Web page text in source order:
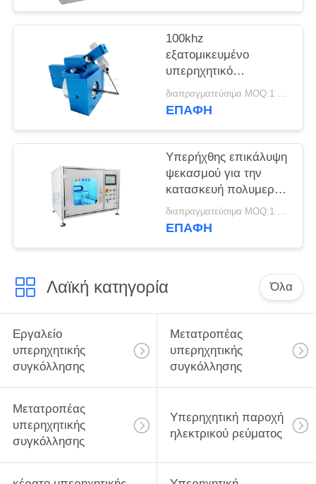
100khz
εξατομικευμένο
υπερηχητικό
μικροκρουστικό
ατμοποιητή ομίχλης
διαπραγματεύσιμα MOQ:1 σύνολο
ΕΠΑΦΉ
Υπερήχθης επικάλυψη
ψεκασμού για την
κατασκευή πολυμερών
οργανικών διοδίων
εκπομπής φωτός
διαπραγματεύσιμα MOQ:1 σύνολο
ΕΠΑΦΉ
Λαϊκή κατηγορία Όλα
Εργαλείο
υπερηχητικής
συγκόλλησης
Μετατροπέας
υπερηχητικής
συγκόλλησης
Μετατροπέας
υπερηχητικής
συγκόλλησης
Υπερηχητική παροχή
ηλεκτρικού ρεύματος